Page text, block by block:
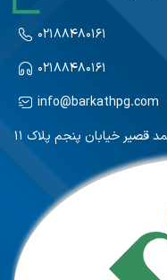
۰۲۱۸۸۴۸۰۱۶۱
۰۲۱۸۸۴۸۰۱۶۱
info@barkathpg.com
قصیر خیابان پنجم پلاک ۱۱